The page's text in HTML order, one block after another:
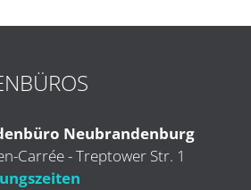
Neubrandenburg
Carrée - Treptower Str. 1